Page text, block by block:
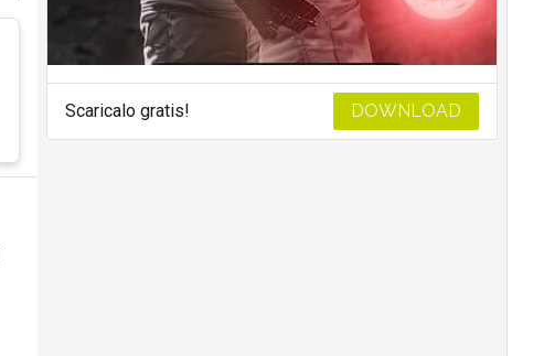
Scaricalo gratis! DOWNLOAD